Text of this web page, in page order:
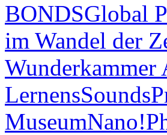
BONDSGlobal
im Wandel der
Wunderkammer
LernensSounds
MuseumNano!